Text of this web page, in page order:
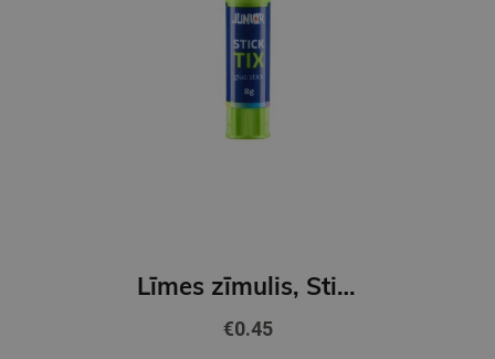
Līmes zīmulis, Stick Tix, 8 gr
€0.45